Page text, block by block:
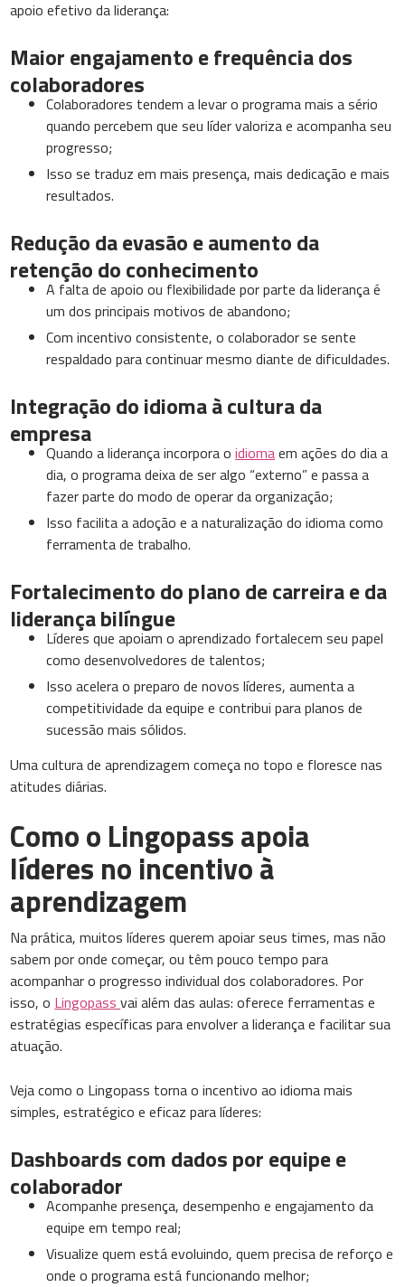
apoio efetivo da liderança:
Maior engajamento e frequência dos
colaboradores
Colaboradores tendem a levar o programa mais a sério
quando percebem que seu líder valoriza e acompanha seu
progresso;
Isso se traduz em mais presença, mais dedicação e mais
resultados.
Redução da evasão e aumento da
retenção do conhecimento
A falta de apoio ou flexibilidade por parte da liderança é
um dos principais motivos de abandono;
Com incentivo consistente, o colaborador se sente
respaldado para continuar mesmo diante de dificuldades.
Integração do idioma à cultura da
empresa
Quando a liderança incorpora oidiomaem ações do dia a
dia, o programa deixa de ser algo “externo” e passa a
fazer parte do modo de operar da organização;
Isso facilita a adoção e a naturalização do idioma como
ferramenta de trabalho.
Fortalecimento do plano de carreira e da
liderança bilíngue
Líderes que apoiam o aprendizado fortalecem seu papel
como desenvolvedores de talentos;
Isso acelera o preparo de novos líderes, aumenta a
competitividade da equipe e contribui para planos de
sucessão mais sólidos.
Uma cultura de aprendizagem começa no topo e floresce nas
atitudes diárias.
Como o Lingopass apoia
líderes no incentivo à
aprendizagem
Na prática, muitos líderes querem apoiar seus times, mas não
sabem por onde começar, ou têm pouco tempo para
acompanhar o progresso individual dos colaboradores. Por
isso, o Lingopassvai além das aulas: oferece ferramentas e
estratégias específicas para envolver a liderança e facilitar sua
atuação.
Veja como o Lingopass torna o incentivo ao idioma mais
simples, estratégico e eficaz para líderes:
Dashboards com dados por equipe e
colaborador
Acompanhe presença, desempenho e engajamento da
equipe em tempo real;
Visualize quem está evoluindo, quem precisa de reforço e
onde o programa está funcionando melhor;